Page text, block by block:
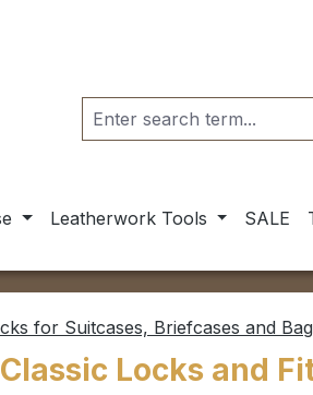
Leatherwork Tools SALE
for Suitcases, Briefcases and
Classic Locks and